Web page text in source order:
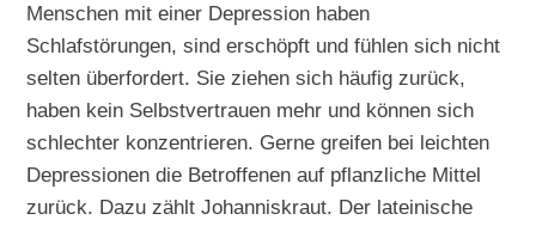
Menschen mit einer Depression haben
Schlafstörungen, sind erschöpft und fühlen sich nicht
selten überfordert. Sie ziehen sich häufig zurück,
haben kein Selbstvertrauen mehr und können sich
schlechter konzentrieren. Gerne greifen bei leichten
Depressionen die Betroffenen auf pflanzliche Mittel
zurück. Dazu zählt Johanniskraut. Der lateinische